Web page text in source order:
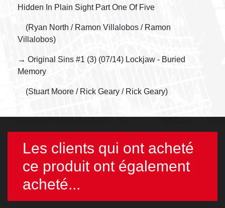
Hidden In Plain Sight Part One Of Five
(Ryan North / Ramon Villalobos / Ramon
Villalobos)
→ Original Sins #1 (3) (07/14) Lockjaw - Buried
Memory
(Stuart Moore / Rick Geary / Rick Geary)
Les clients qui ont acheté
ce produit ont également
acheté...